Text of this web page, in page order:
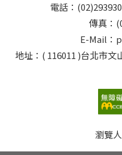
電話：
傳真：
E-Mail：
地址：( 116011 )台北市文
瀏覽人